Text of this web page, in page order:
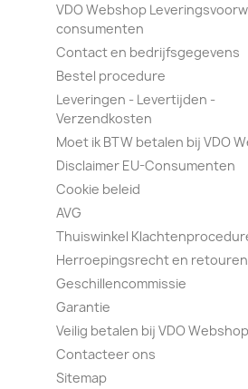
VDO Webshop
consumenten
Contact en bedrijfsgegevens
Bestel procedure
Leveringen - Levertijden -
Verzendkosten
Moet ik BTW betalen bij VDO
Disclaimer EU-Consumenten
Cookie beleid
AVG
Thuiswinkel
Herroepingsrecht en retouren
Geschillencommissie
Garantie
Veilig betalen bij VDO Webshop
Contacteer ons
Sitemap